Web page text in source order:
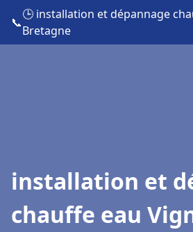
📞
🕒 installation et dépannage
Bretagne
installation et
chauffe eau